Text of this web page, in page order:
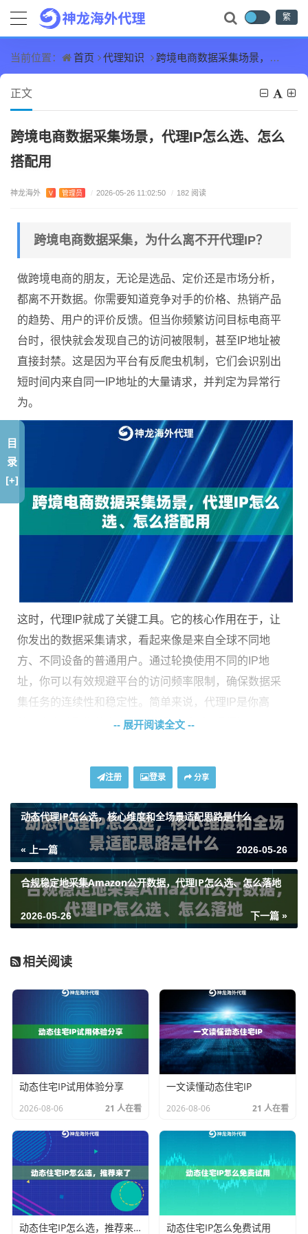
繁
当前位置： 首页 代理知识 跨境电商数据采集场景，代理IP怎么选、怎么搭配用
正文
跨境电商数据采集场景，代理IP怎么选、怎么
搭配用
神龙海外 V 管理员 / 2026-05-26 11:02:50 / 182 阅读
跨境电商数据采集，为什么离不开代理IP？
做跨境电商的朋友，无论是选品、定价还是市场分析，
都离不开数据。你需要知道竞争对手的价格、热销产品
的趋势、用户的评价反馈。但当你频繁访问目标电商平
台时，很快就会发现自己的访问被限制，甚至IP地址被
直接封禁。这是因为平台有反爬虫机制，它们会识别出
短时间内来自同一IP地址的大量请求，并判定为异常行
为。
这时，代理IP就成了关键工具。它的核心作用在于，让
你发出的数据采集请求，看起来像是来自全球不同地
方、不同设备的普通用户。通过轮换使用不同的IP地
址，你可以有效规避平台的访问频率限制，确保数据采
集任务的连续性和稳定性。简单来说，代理IP是你高
效、安全获取海外电商数据的“隐身衣”和“通行证”。
花了，效果却很差，甚至数据没拿到，账号还被封。你
需要从几个核心维度来考量。
首先看IP来源。主要分为数据中心IP和住宅IP。数据中心
IP来自云服务商，成本低、速度快，但容易被平台识别
并屏蔽，适合对IP纯净度要求不高或初期测试的场景。
而住宅IP则来自真实的家庭宽带，是平台最信任的流量
控严格的头部电商平台的数据采集，成功率更高。
IP的稳定性与生命周期
选好了类型，接下来要考虑怎么用。单一类型的IP或单
一的使用策略，在复杂的跨境电商数据采集面前往往力
不从心。一个高效的策略是“组合拳”。
对于大规模、持续性的价格监控和商品信息抓取，可以
将动态住宅IP作为主力。利用其IP不断自动更换的特性，
模拟海量真实用户的浏览行为，分散请求压力。为关键
任务（如抓取竞品详细描述、用户评论）配置一些
长效
的住宅IP，用于需要维持一定会话状态的深度采集。
在架构上，建议采用“IP池管理+智能调度
手动更换IP，而是使用专业的IP代理服务商提供的API接
-- 展开阅读全文 --
注册 登录 分享
动态代理IP怎么选，核心维度和全场景适配思路是什么
« 上一篇 2026-05-26
合规稳定地采集Amazon公开数据，代理IP怎么选、怎么落地
下一篇 »
2026-05-26
相关阅读
动态住宅IP试用体验分享
2026-08-06 21 人在看
一文读懂动态住宅IP
2026-08-06 21 人在看
动态住宅IP怎么选，推荐来了 动态住宅IP怎么免费试用
目
录
[+]